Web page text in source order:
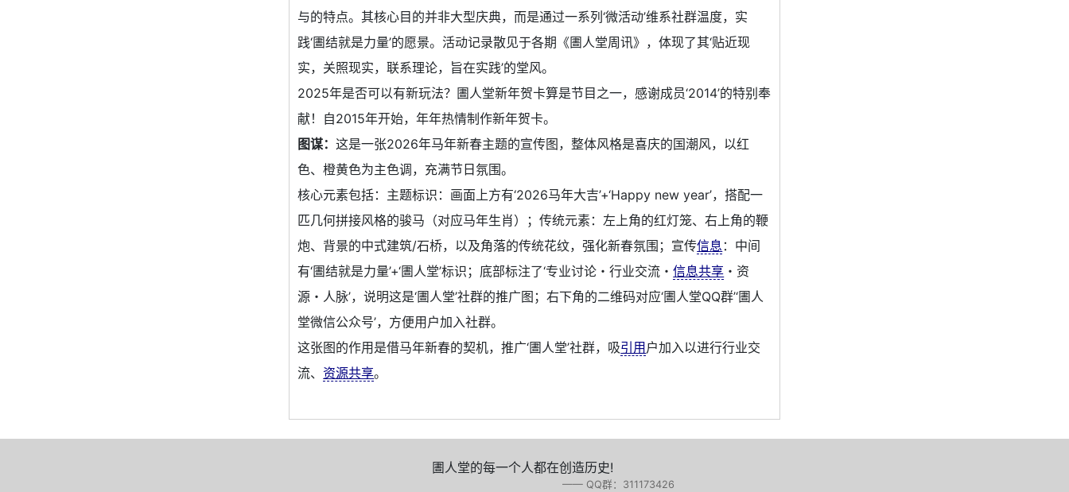
与的特点。其核心目的并非大型庆典，而是通过一系列‘微活动’维系社群温度，实
践‘圕结就是力量’的愿景。活动记录散见于各期《圕人堂周讯》，体现了其‘贴近现
实，关照现实，联系理论，旨在实践’的堂风。
2025年是否可以有新玩法？圕人堂新年贺卡算是节目之一，感谢成员‘2014’的特别奉
献！自2015年开始，年年热情制作新年贺卡。
图谋：这是一张2026年马年新春主题的宣传图，整体风格是喜庆的国潮风，以红
色、橙黄色为主色调，充满节日氛围。
核心元素包括：主题标识：画面上方有‘2026马年大吉’+‘Happy new year’，搭配一
匹几何拼接风格的骏马（对应马年生肖）；传统元素：左上角的红灯笼、右上角的鞭
炮、背景的中式建筑/石桥，以及角落的传统花纹，强化新春氛围；宣传信息 ：中间
有‘圕结就是力量’+‘圕人堂’标识；底部标注了‘专业讨论・行业交流・信息共享 ・资
源・人脉’，说明这是‘圕人堂’社群的推广图；右下角的二维码对应‘圕人堂QQ群’‘圕人
堂微信公众号’，方便用户加入社群。
这张图的作用是借马年新春的契机，推广‘圕人堂’社群，吸引用户加入以进行行业交
流、 资源共享。
圕人堂的每一个人都在创造历史!
—— QQ群：311173426